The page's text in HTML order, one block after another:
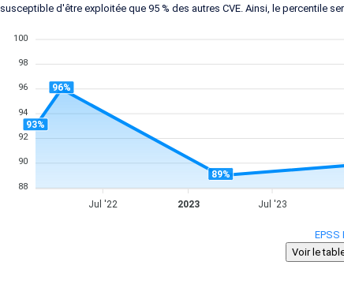
susceptible d'être exploitée que 95 % des autres CVE. Ainsi, le percentile
100
98
96
94
92
90
88
93%
96%
89%
Jul '22 2023 Jul '23
EPSS